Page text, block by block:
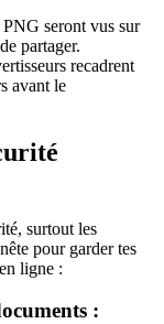
PNG seront vus sur
partager.
recadrent
avant le
surtout les
pour garder tes
ligne :
: